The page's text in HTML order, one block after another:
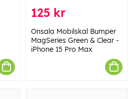
125 kr
Onsala Mobilskal Bumper
MagSeries Green & Clear -
iPhone 15 Pro Max